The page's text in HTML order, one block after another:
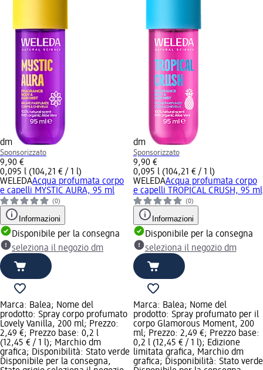
dm
Sponsorizzato
9,90 €
0,095 l (104,21 € / 1 l)
WELEDAAcqua profumata corpo
e capelli MYSTIC AURA, 95 ml
(0)
Informazioni
Disponibile per la consegna
seleziona il negozio dm
dm
Sponsorizzato
9,90 €
0,095 l (104,21 € / 1 l)
WELEDAAcqua profumata corpo
e capelli TROPICAL CRUSH, 95 ml
(0)
Informazioni
Disponibile per la consegna
seleziona il negozio dm
Marca: Balea; Nome del
prodotto: Spray corpo profumato
Lovely Vanilla, 200 ml; Prezzo:
2,49 €; Prezzo base: 0,2 l
(12,45 € / 1 l); Marchio dm
grafica; Disponibilità: Stato verde
Disponibile per la consegna,
Marca: Balea; Nome del
prodotto: Spray profumato per il
corpo Glamorous Moment, 200
ml; Prezzo: 2,49 €; Prezzo base:
0,2 l (12,45 € / 1 l); Edizione
limitata grafica, Marchio dm
grafica; Disponibilità: Stato verde